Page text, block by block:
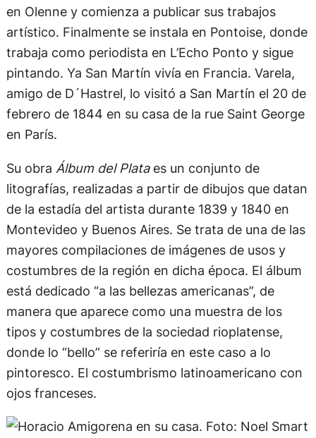
en Olenne y comienza a publicar sus trabajos
artístico. Finalmente se instala en Pontoise, donde
trabaja como periodista en L’Echo Ponto y sigue
pintando. Ya San Martín vivía en Francia. Varela,
amigo de D´Hastrel, lo visitó a San Martín el 20 de
febrero de 1844 en su casa de la rue Saint George
en París.
Su obra Álbum del Plataes un conjunto de
litografías, realizadas a partir de dibujos que datan
de la estadía del artista durante 1839 y 1840 en
Montevideo y Buenos Aires. Se trata de una de las
mayores compilaciones de imágenes de usos y
costumbres de la región en dicha época. El álbum
está dedicado “a las bellezas americanas”, de
manera que aparece como una muestra de los
tipos y costumbres de la sociedad rioplatense,
donde lo “bello” se referiría en este caso a lo
pintoresco. El costumbrismo latinoamericano con
ojos franceses.